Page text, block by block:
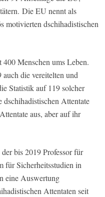
Die EU nennt als
motivierten dschihadistischen
Menschen ums Leben.
die vereitelten und
Statistik auf 119 solcher
dschihadistischen Attentate
aus, aber auf ihr
bis 2019 Professor für
für Sicherheitsstudien in
eine Auswertung
Attentaten seit